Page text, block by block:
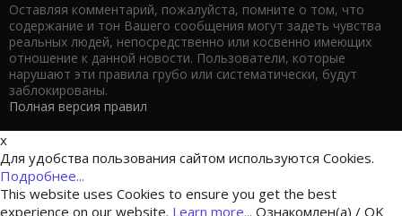
Оставляя комментарий, пожалуйста, помните о том, что
содержание и тон Вашего сообщения могут задеть чувства
реальных людей, непосредственно или косвенно имеющих
отношение к данной новости. Пользователи, которые
нарушают эти правила грубо или систематически, будут
заблокированы.
Полная версия правил
x
Для удобства пользования сайтом используются Cookies.
Подробнее...
This website uses Cookies to ensure you get the best
experience on our website. Learn more... Ознакомлен(а) / OK